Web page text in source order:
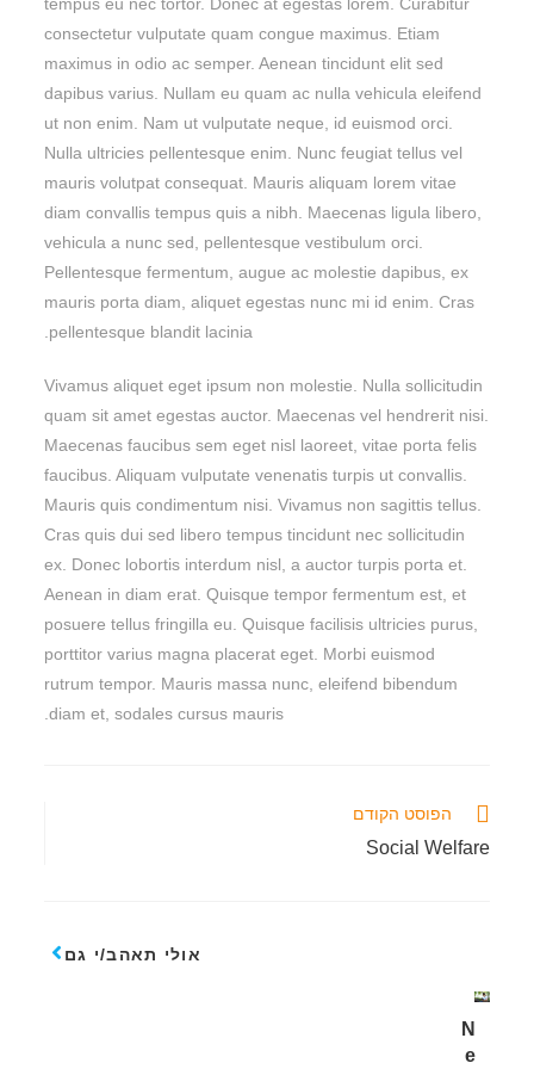
consectetur vulputate quam congue maximus. Etiam
maximus in odio ac semper. Aenean tincidunt elit sed
dapibus varius. Nullam eu quam ac nulla vehicula eleifend
ut non enim. Nam ut vulputate neque, id euismod orci.
Nulla ultricies pellentesque enim. Nunc feugiat tellus vel
mauris volutpat consequat. Mauris aliquam lorem vitae
diam convallis tempus quis a nibh. Maecenas ligula libero,
vehicula a nunc sed, pellentesque vestibulum orci.
Pellentesque fermentum, augue ac molestie dapibus, ex
mauris porta diam, aliquet egestas nunc mi id enim. Cras
pellentesque blandit lacinia.
Vivamus aliquet eget ipsum non molestie. Nulla sollicitudin
quam sit amet egestas auctor. Maecenas vel hendrerit nisi.
Maecenas faucibus sem eget nisl laoreet, vitae porta felis
faucibus. Aliquam vulputate venenatis turpis ut convallis.
Mauris quis condimentum nisi. Vivamus non sagittis tellus.
Cras quis dui sed libero tempus tincidunt nec sollicitudin
ex. Donec lobortis interdum nisl, a auctor turpis porta et.
Aenean in diam erat. Quisque tempor fermentum est, et
posuere tellus fringilla eu. Quisque facilisis ultricies purus,
porttitor varius magna placerat eget. Morbi euismod
rutrum tempor. Mauris massa nunc, eleifend bibendum
diam et, sodales cursus mauris.
הפוסט הקודם
Social Welfare
אולי תאהב/י גם
N
e